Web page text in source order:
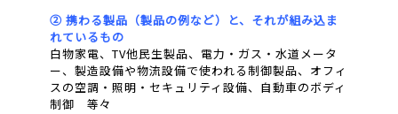
② 携わる製品（製品の例など）と、それが組み込ま
れているもの
白物家電、TV他民生製品、電力・ガス・水道メータ
ー、製造設備や物流設備で使われる制御製品、オフィ
スの空調・照明・セキュリティ設備、自動車のボディ
制御 等々